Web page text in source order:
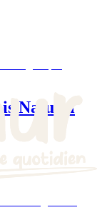
Naturel